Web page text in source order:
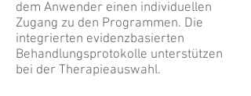
dem Anwender einen individuellen
Zugang zu den Programmen. Die
integrierten evidenzbasierten
Behandlungsprotokolle unterstützen
bei der Therapieauswahl.